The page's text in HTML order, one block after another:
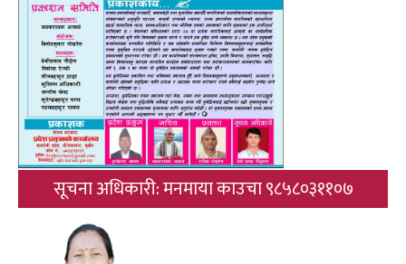
सूचना अधिकारी: मनमाया काउचा ९८५८०३११०७